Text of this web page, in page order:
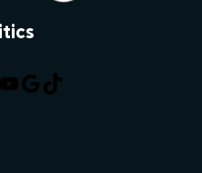
YouTube
Google
TikTok